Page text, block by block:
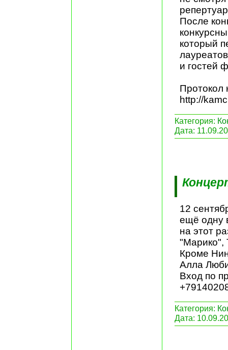
После
который
и гостей
Протокол
http://
Категория:
Дата:
12
ещё одну
на этот
"Марико",
Кроме
Алла
Вход по
Категория:
Дата: